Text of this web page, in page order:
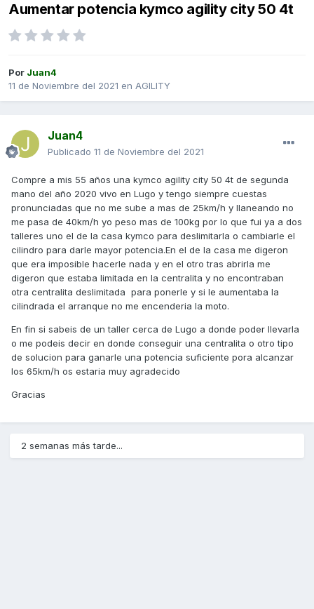
Aumentar potencia kymco agility city 50 4t
Por Juan4
11 de Noviembre del 2021 en AGILITY
Juan4
Publicado 11 de Noviembre del 2021
Compre a mis 55 años una kymco agility city 50 4t de segunda
mano del año 2020 vivo en Lugo y tengo siempre cuestas
pronunciadas que no me sube a mas de 25km/h y llaneando no
me pasa de 40km/h yo peso mas de 100kg por lo que fui ya a dos
talleres uno el de la casa kymco para deslimitarla o cambiarle el
cilindro para darle mayor potencia.En el de la casa me digeron
que era imposible hacerle nada y en el otro tras abrirla me
digeron que estaba limitada en la centralita y no encontraban
otra centralita deslimitada para ponerle y si le aumentaba la
cilindrada el arranque no me encenderia la moto.
En fin si sabeis de un taller cerca de Lugo a donde poder llevarla
o me podeis decir en donde conseguir una centralita o otro tipo
de solucion para ganarle una potencia suficiente pora alcanzar
los 65km/h os estaria muy agradecido
Gracias
2 semanas más tarde...